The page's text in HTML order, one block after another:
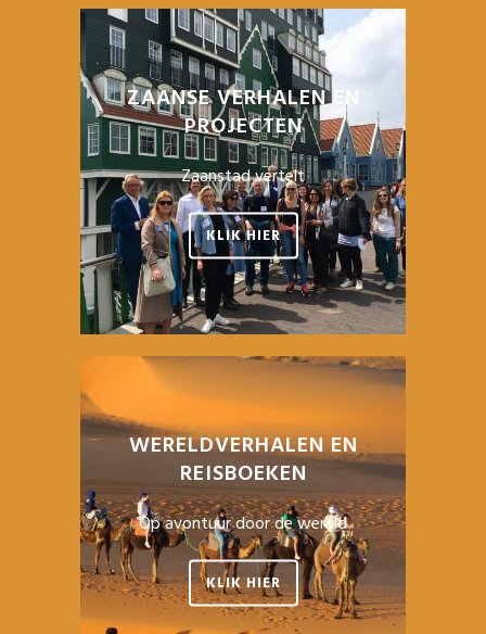
ZAANSE VERHALEN EN
PROJECTEN
Zaanstad vertelt
KLIK HIER
WERELDVERHALEN EN
REISBOEKEN
Op avontuur door de wereld
KLIK HIER